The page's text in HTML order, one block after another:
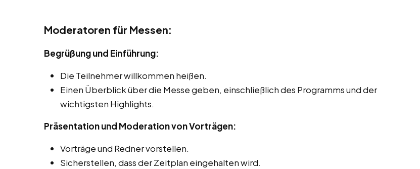
Moderatoren für Messen:
Begrüßung und Einführung:
Die Teilnehmer willkommen heißen.
Einen Überblick über die Messe geben, einschließlich des Programms und der
wichtigsten Highlights.
Präsentation und Moderation von Vorträgen:
Vorträge und Redner vorstellen.
Sicherstellen, dass der Zeitplan eingehalten wird.